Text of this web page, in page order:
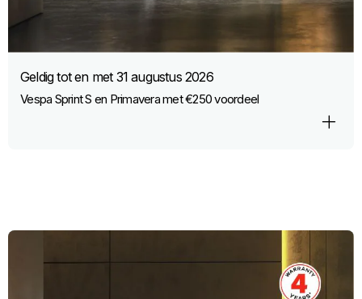
Geldig tot en met 31 augustus 2026
Vespa Sprint S en Primavera met €250 voordeel